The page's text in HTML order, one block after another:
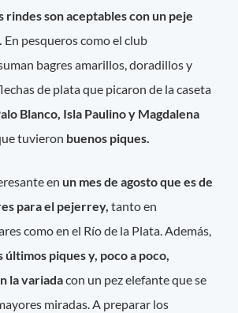
rindes son aceptables con un peje
En pesqueros como el club
bagres amarillos, doradillos y
de plata que picaron de la caseta
Blanco, Isla Paulino y Magdalena
tuvieron buenos piques.
en un mes de agosto que es de
para el pejerrey,tanto en
como en el Río de la Plata. Además,
últimos piques y, poco a poco,
la variadacon un pez elefante que se
miradas. A preparar los